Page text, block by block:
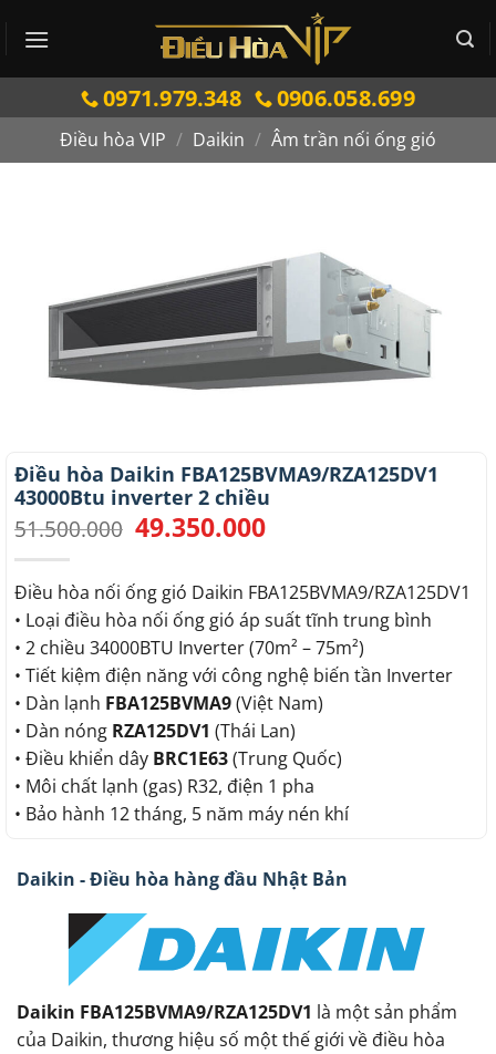
qua
0971.979.348 0906.058.699
Điều hòa VIP / Daikin / Âm trần nối ống gió
Điều hòa Daikin FBA125BVMA9/RZA125DV1
43000Btu inverter 2 chiều
51.500.000 Giá
gốc
51.500.000.
49.350.000Giá
là:
49.350.000.
Điều hòa nối ống gió Daikin FBA125BVMA9/RZA125DV1
• Loại điều hòa nối ống gió áp suất tĩnh trung bình
• 2 chiều 34000BTU Inverter (70m² – 75m²)
• Tiết kiệm điện năng với công nghệ biến tần Inverter
• Dàn lạnh FBA125BVMA9(Việt Nam)
• Dàn nóng RZA125DV1 (Thái Lan)
• Điều khiển dây BRC1E63(Trung Quốc)
• Môi chất lạnh (gas) R32, điện 1 pha
• Bảo hành 12 tháng, 5 năm máy nén khí
Daikin - Điều hòa hàng đầu Nhật Bản
Daikin FBA125BVMA9/RZA125DV1 là một sản phẩm
của Daikin, thương hiệu số một thế giới về điều hòa